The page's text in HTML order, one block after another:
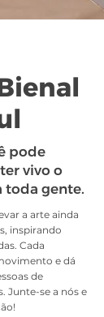
pode
vivo o
toda gente.
a arte ainda
inspirando
Cada
e dá
de
Junte-se a nós e